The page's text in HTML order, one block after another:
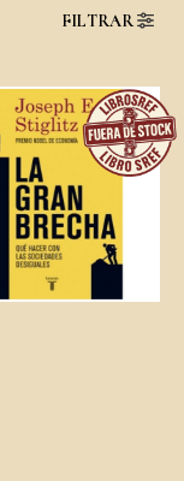
FILTRAR